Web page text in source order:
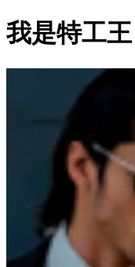
我是特工王